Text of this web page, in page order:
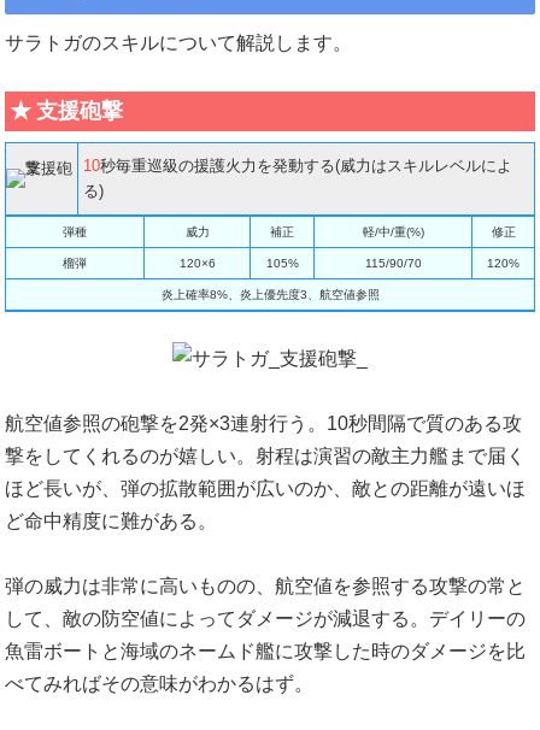
サラトガのスキルについて解説します。
支援砲撃
10秒毎重巡級の援護火力を発動する(威力はスキルレベルによ
る)
弾種 威力 補正 軽/中/重(%) 修正
榴弾 120×6 105% 115/90/70 120%
炎上確率8%、炎上優先度3、航空値参照
航空値参照の砲撃を2発×3連射行う。10秒間隔で質のある攻
撃をしてくれるのが嬉しい。射程は演習の敵主力艦まで届く
ほど長いが、弾の拡散範囲が広いのか、敵との距離が遠いほ
ど命中精度に難がある。
弾の威力は非常に高いものの、航空値を参照する攻撃の常と
して、敵の防空値によってダメージが減退する。デイリーの
魚雷ボートと海域のネームド艦に攻撃した時のダメージを比
べてみればその意味がわかるはず。